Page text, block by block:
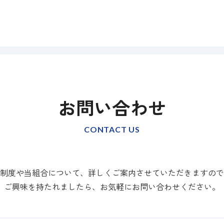
お問い合わせ
CONTACT US
度や当組合について、 詳しくご案内させていただきますの
ご興味を持たれましたら、 お気軽にお問い合わせください。